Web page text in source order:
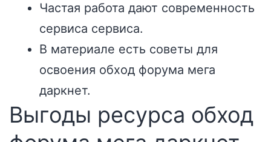
Частая работа дают современность
сервиса сервиса.
В материале есть советы для
освоения обход форума мега
даркнет.
Выгоды ресурса обход